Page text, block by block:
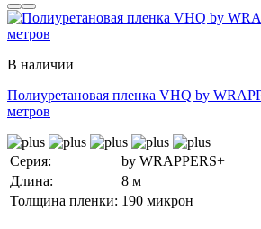
В наличии
Полиуретановая пленка VHQ by
метров
Серия:
by WRAPPERS+
Длина:
8 м
Толщина пленки: 190 микрон